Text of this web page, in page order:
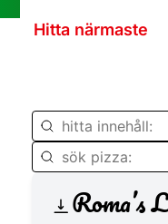
Hitta närmaste
Roma’s